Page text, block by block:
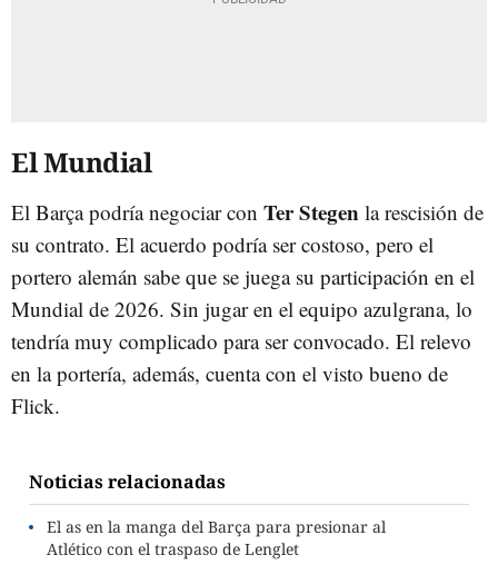
El Mundial
El Barça podría negociar con Ter Stegen la rescisión de
su contrato. El acuerdo podría ser costoso, pero el
portero alemán sabe que se juega su participación en el
Mundial de 2026. Sin jugar en el equipo azulgrana, lo
tendría muy complicado para ser convocado. El relevo
en la portería, además, cuenta con el visto bueno de
Flick.
Noticias relacionadas
El as en la manga del Barça para presionar al
Atlético con el traspaso de Lenglet